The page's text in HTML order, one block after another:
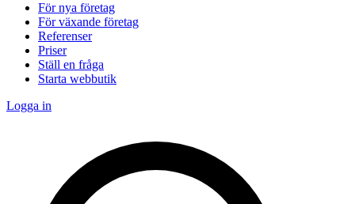
För nya företag
För växande företag
Referenser
Priser
Ställ en fråga
Starta webbutik
Logga in